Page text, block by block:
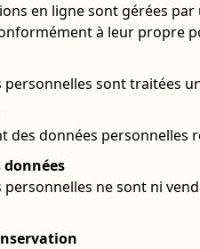
en ligne sont gérées
à leur propre
personnelles sont traitées
des données personnelles
données
personnelles ne sont ni